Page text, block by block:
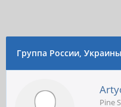
Группа России,
Pine